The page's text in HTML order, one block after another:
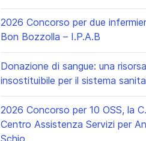
2026 Concorso per due
Bon Bozzolla – I.P.A.B
Donazione di sangue: una risorsa
insostituibile per il sistema
2026 Concorso per 10 OSS, la
Centro Assistenza Servizi per
Schio